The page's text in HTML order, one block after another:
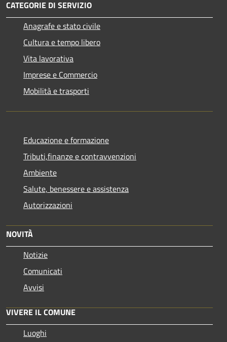
CATEGORIE DI SERVIZIO
Anagrafe e stato civile
Cultura e tempo libero
Vita lavorativa
Imprese e Commercio
Mobilità e trasporti
Educazione e formazione
Tributi,finanze e contravvenzioni
Ambiente
Salute, benessere e assistenza
Autorizzazioni
NOVITÀ
Notizie
Comunicati
Avvisi
VIVERE IL COMUNE
Luoghi